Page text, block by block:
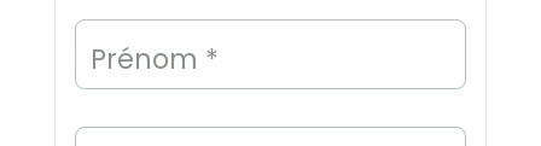
Prénom *